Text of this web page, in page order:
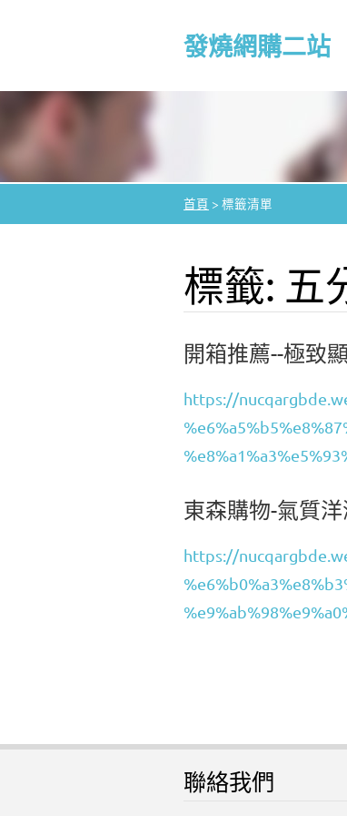
發燒網購二站
首頁 > 標籤清單
標籤: 五
開箱推薦--極致
https://
東森購物-氣質
https://
聯絡我們